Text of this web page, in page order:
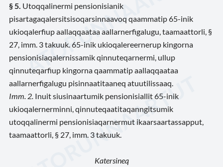
§ 5. Utoqqalinermi pensionisianik
pisartagaqalersitsisoqarsinnaavoq qaammatip 65-inik
ukioqalerfiup aallaqqaataa aallarnerfigalugu, taamaattorli, §
27, imm. 3 takuuk. 65-inik ukioqalereernerup kingorna
pensionisiaqalernissamik qinnuteqarnermi, ullup
qinnuteqarfiup kingorna qaammatip aallaqqaataa
aallarnerfigalugu pisinnaatitaaneq atuutilissaaq.
Imm. 2. Inuit siusinaartumik pensionisiallit 65-inik
ukioqalernerminni, qinnuteqaatitaqanngitsumik
utoqqalinermi pensionisiaqarnermut ikaarsaartassapput,
taamaattorli, § 27, imm. 3 takuuk.
Katersineq